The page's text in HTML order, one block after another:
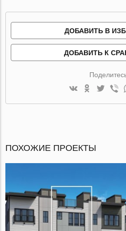
ДОБАВИТЬ В
ДОБАВИТЬ К
ПОХОЖИЕ ПРОЕКТЫ